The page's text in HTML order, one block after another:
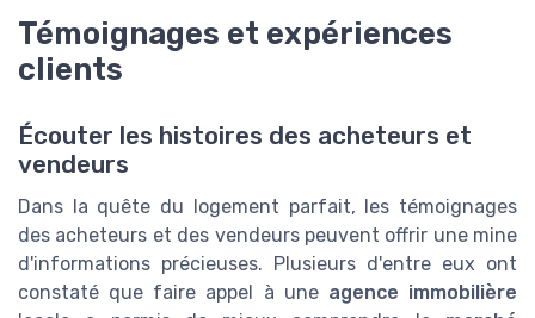
Témoignages et expériences
clients
Écouter les histoires des acheteurs et
vendeurs
Dans la quête du logement parfait, les témoignages
des acheteurs et des vendeurs peuvent offrir une mine
d'informations précieuses. Plusieurs d'entre eux ont
constaté que faire appel à une agence immobilière